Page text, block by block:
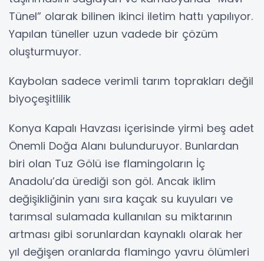
Tünel” olarak bilinen ikinci iletim hattı yapılıyor.
Yapılan tüneller uzun vadede bir çözüm
oluşturmuyor.
Kaybolan sadece verimli tarım toprakları değil
biyoçeşitlilik
Konya Kapalı Havzası içerisinde yirmi beş adet
Önemli Doğa Alanı bulunduruyor. Bunlardan
biri olan Tuz Gölü ise flamingoların İç
Anadolu’da ürediği son göl. Ancak iklim
değişikliğinin yanı sıra kaçak su kuyuları ve
tarımsal sulamada kullanılan su miktarının
artması gibi sorunlardan kaynaklı olarak her
yıl değişen oranlarda flamingo yavru ölümleri